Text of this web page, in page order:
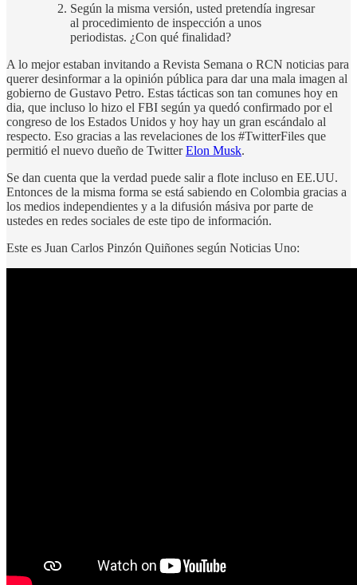
Según la misma versión, usted pretendía ingresar
al procedimiento de inspección a unos
periodistas. ¿Con qué finalidad?
A lo mejor estaban invitando a Revista Semana o RCN noticias para
querer desinformar a la opinión pública para dar una mala imagen al
gobierno de Gustavo Petro. Estas tácticas son tan comunes hoy en
dia, que incluso lo hizo el FBI según ya quedó confirmado por el
congreso de los Estados Unidos y hoy hay un gran escándalo al
respecto. Eso gracias a las revelaciones de los #TwitterFiles que
permitió el nuevo dueño de TwitterElon Musk.
Se dan cuenta que la verdad puede salir a flote incluso en EE.UU.
Entonces de la misma forma se está sabiendo en Colombia gracias a
los medios independientes y a la difusión másiva por parte de
ustedes en redes sociales de este tipo de información.
Este es Juan Carlos Pinzón Quiñones según Noticias Uno: